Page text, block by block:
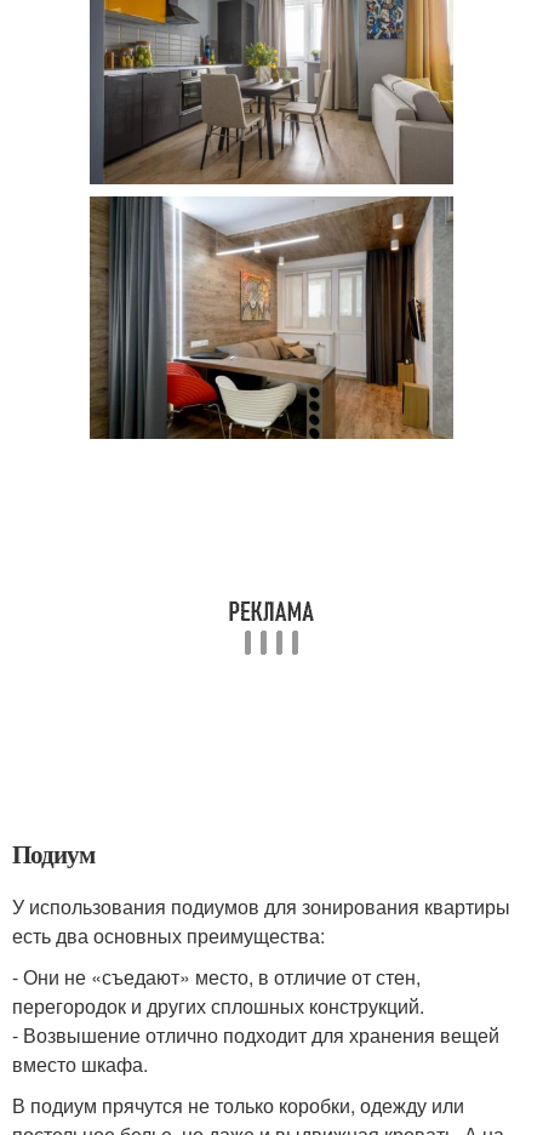
Подиум
У использования подиумов для зонирования квартиры
есть два основных преимущества:
- Они не «съедают» место, в отличие от стен,
перегородок и других сплошных конструкций.
- Возвышение отлично подходит для хранения вещей
вместо шкафа.
В подиум прячутся не только коробки, одежду или